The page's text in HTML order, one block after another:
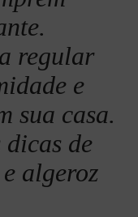
regular
e
sua casa.
dicas de
algeroz